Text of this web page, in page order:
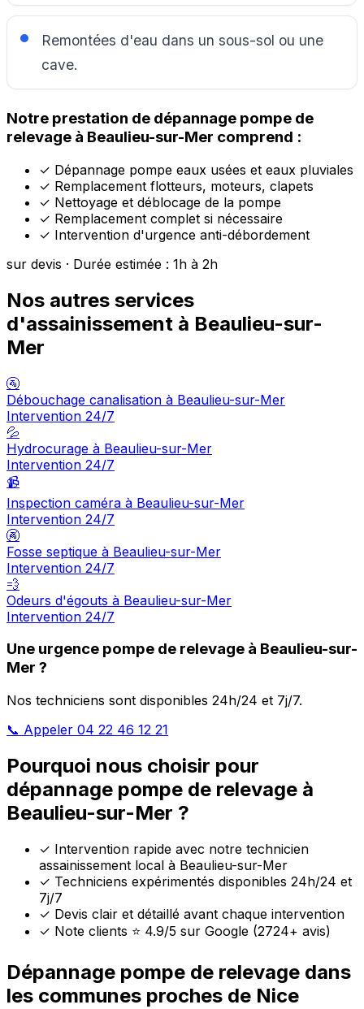
Remontées d'eau dans un sous-sol ou une
cave.
Notre prestation de dépannage pompe de
relevage à Beaulieu-sur-Mer comprend :
✓ Dépannage pompe eaux usées et eaux pluviales
✓ Remplacement flotteurs, moteurs, clapets
✓ Nettoyage et déblocage de la pompe
✓ Remplacement complet si nécessaire
✓ Intervention d'urgence anti-débordement
sur devis · Durée estimée : 1h à 2h
Nos autres services
d'assainissement à Beaulieu-sur-
Mer
🚰
Débouchage canalisation à Beaulieu-sur-Mer
Intervention 24/7
💦
Hydrocurage à Beaulieu-sur-Mer
Intervention 24/7
📹
Inspection caméra à Beaulieu-sur-Mer
Intervention 24/7
🚱
Fosse septique à Beaulieu-sur-Mer
Intervention 24/7
💨
Odeurs d'égouts à Beaulieu-sur-Mer
Intervention 24/7
Une urgence pompe de relevage à Beaulieu-sur-
Mer ?
Nos techniciens sont disponibles 24h/24 et 7j/7.
📞 Appeler 04 22 46 12 21
Pourquoi nous choisir pour
dépannage pompe de relevage à
Beaulieu-sur-Mer ?
✓ Intervention rapide avec notre technicien
assainissement local à Beaulieu-sur-Mer
✓ Techniciens expérimentés disponibles 24h/24 et
7j/7
✓ Devis clair et détaillé avant chaque intervention
✓ Note clients ⭐ 4.9/5 sur Google (2724+ avis)
Dépannage pompe de relevage dans
les communes proches de Nice